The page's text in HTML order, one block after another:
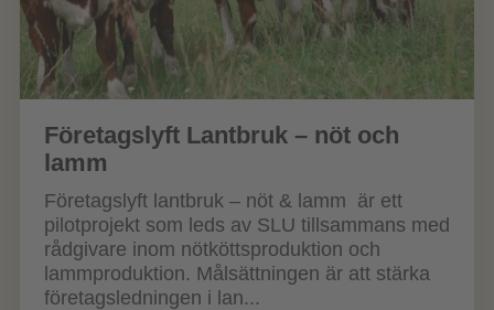
Företagslyft Lantbruk – nöt och
lamm
Företagslyft lantbruk – nöt & lamm är ett
pilotprojekt som leds av SLU tillsammans med
rådgivare inom nötköttsproduktion och
lammproduktion. Målsättningen är att stärka
företagsledningen i lan...